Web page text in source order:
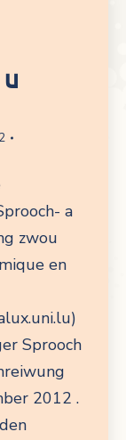
a
zwou
en
Sprooch
2012 .